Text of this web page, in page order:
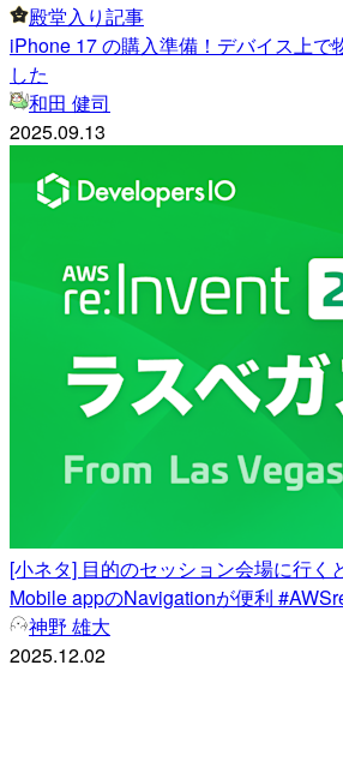
殿堂入り記事
iPhone 17 の購入準備！デバイス上で
した
和田 健司
2025.09.13
[小ネタ] 目的のセッション会場に行く
Mobile appのNavigationが便利
神野 雄大
2025.12.02